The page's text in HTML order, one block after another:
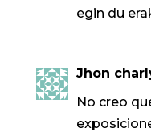
egin du
Jhon
No creo